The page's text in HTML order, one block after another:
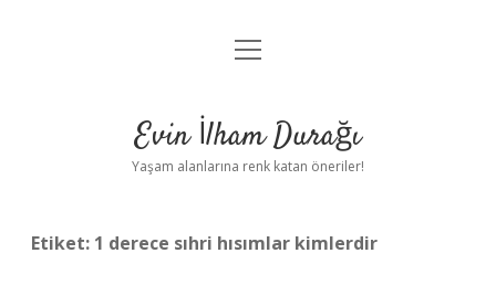
Anasayfa
Yasal Uyarı
menüyü
Evin İlham Durağı
Yaşam alanlarına renk katan öneriler!
Etiket: 1 derece sıhri hısımlar kimlerdir